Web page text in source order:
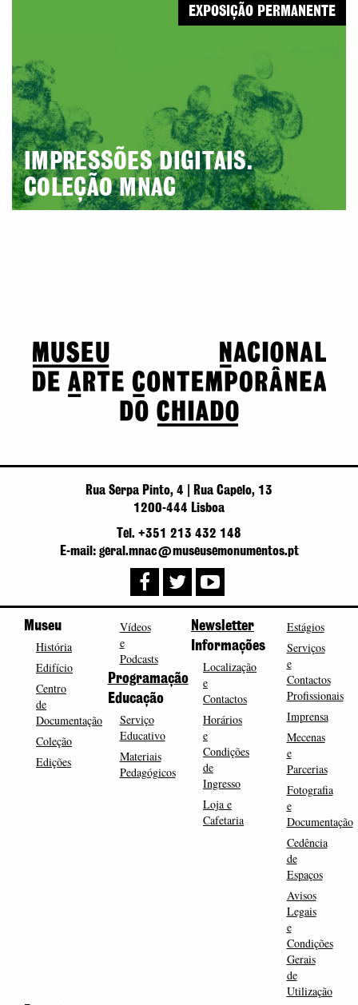
IMPRESSÕES DIGITAIS.
COLEÇÃO MNAC
EXPOSIÇÃO PERMANENTE
Rua Serpa Pinto, 4 | Rua Capelo, 13
1200-444 Lisboa
Tel. +351 213 432 148
E-mail: geral.mnac@museusemonumentos.pt
Museu
História
Edifício
Centro
de
Documentação
Coleção
Edições
Vídeos
e
Podcasts
Programação
Educação
Serviço
Educativo
Materiais
Pedagógicos
Newsletter
Informações
Localização
e
Contactos
Horários
e
Condições
de
Ingresso
Loja e
Cafetaria
Estágios
Serviços
e
Contactos
Profissionais
Imprensa
Mecenas
e
Parcerias
Fotografia
e
Documentação
Cedência
de
Espaços
Avisos
Legais
e
Condições
Gerais
de
Utilização